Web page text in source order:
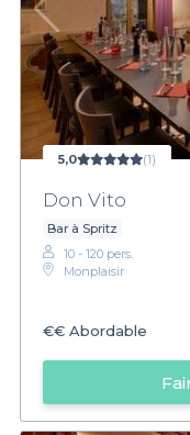
5,0 (1)
Don Vito
Bar à Spritz
10 - 120 pers.
Monplaisir
€€ Abordable